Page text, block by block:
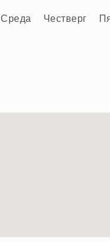
Среда Честверг